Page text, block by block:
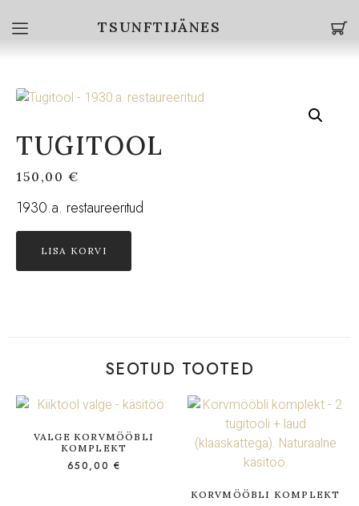
TSUNFTIJÄNES
TUGITOOL
150,00€
1930.a. restaureeritud
LISA KORVI
SEOTUD TOOTED
VALGE KORVMÖÖBLI
KOMPLEKT
650,00 €
KORVMÖÖBLI KOMPLEKT